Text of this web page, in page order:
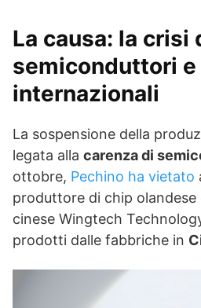
La causa: la crisi
semiconduttori
internazionali
La sospensione della
legata alla carenza di
ottobre, Pechino ha vietato
produttore di chip
cinese Wingtech
prodotti dalle fabbriche in